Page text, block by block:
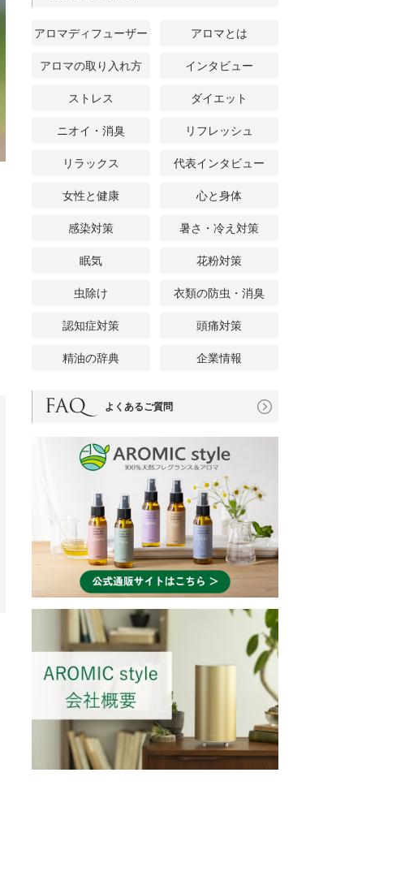
アロマディフューザー アロマとは
アロマの取り入れ方 インタビュー
ストレス ダイエット
ニオイ・消臭 リフレッシュ
リラックス 代表インタビュー
女性と健康 心と身体
感染対策 暑さ・冷え対策
眠気 花粉対策
虫除け 衣類の防虫・消臭
認知症対策 頭痛対策
精油の辞典 企業情報
よくあるご質問